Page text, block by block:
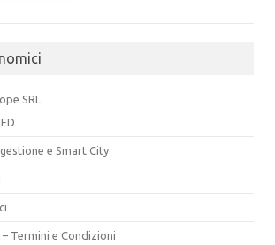
SRL
e Smart City
Termini e Condizioni